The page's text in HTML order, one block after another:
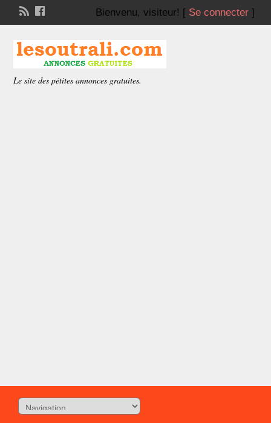
Bienvenu, visiteur! [ Se connecter]
Le site des pétites annonces gratuites.